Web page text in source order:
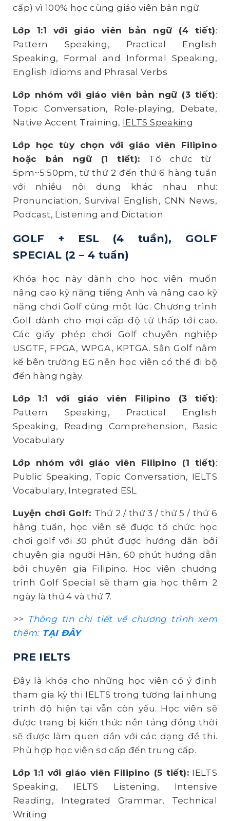
cấp) vì 100% học cùng giáo viên bản ngữ.
Lớp 1:1 với giáo viên bản ngữ (4 tiết):
Pattern Speaking, Practical English
Speaking, Formal and Informal Speaking,
English Idioms and Phrasal Verbs
Lớp nhóm với giáo viên bản ngữ (3 tiết):
Topic Conversation, Role-playing, Debate,
Native Accent Training, IELTS Speaking
Lớp học tùy chọn với giáo viên Filipino
hoặc bản ngữ (1 tiết): Tổ chức từ
5pm~5:50pm, từ thứ 2 đến thứ 6 hàng tuần
với nhiều nội dung khác nhau như:
Pronunciation, Survival English, CNN News,
Podcast, Listening and Dictation
GOLF + ESL (4 tuần), GOLF
SPECIAL (2 – 4 tuần)
Khóa học này dành cho học viên muốn
nâng cao kỹ năng tiếng Anh và nâng cao kỹ
năng chơi Golf cùng một lúc. Chương trình
Golf dành cho mọi cấp độ từ thấp tới cao.
Các giấy phép chơi Golf chuyên nghiệp
USGTF, FPGA, WPGA, KPTGA. Sân Golf nằm
kế bên trường EG nên học viên có thể đi bộ
đến hàng ngày.
Lớp 1:1 với giáo viên Filipino (3 tiết):
Pattern Speaking, Practical English
Speaking, Reading Comprehension, Basic
Vocabulary
Lớp nhóm với giáo viên Filipino (1 tiết):
Public Speaking, Topic Conversation, IELTS
Vocabulary, Integrated ESL
Luyện chơi Golf: Thứ 2 / thứ 3 / thứ 5 / thứ 6
hằng tuần, học viên sẽ được tổ chức học
chơi golf với 30 phút được hướng dẫn bởi
chuyên gia người Hàn, 60 phút hướng dẫn
bởi chuyên gia Filipino. Học viên chương
trình Golf Special sẽ tham gia học thêm 2
ngày là thứ 4 và thứ 7.
>> Thông tin chi tiết về chương trình xem
thêm:TẠI ĐÂY
PRE IELTS
Đây là khóa cho những học viên có ý định
tham gia kỳ thi IELTS trong tương lai nhưng
trình độ hiện tại vẫn còn yếu. Học viên sẽ
được trang bị kiến thức nền tảng đồng thời
sẽ được làm quen dần với các dạng đề thi.
Phù hợp học viên sơ cấp đến trung cấp.
Lớp 1:1 với giáo viên Filipino (5 tiết):IELTS
Speaking, IELTS Listening, Intensive
Reading, Integrated Grammar, Technical
Writing